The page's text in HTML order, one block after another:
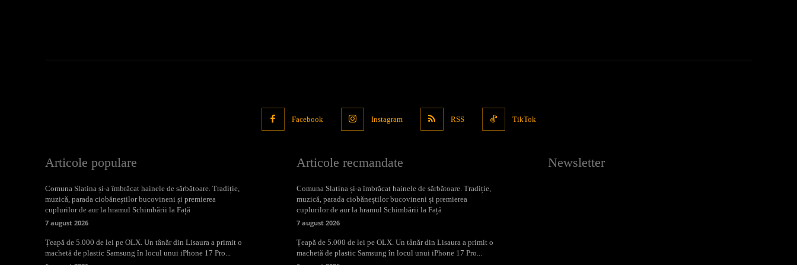
Facebook Instagram RSS TikTok
Articole populare
Comuna Slatina și-a îmbrăcat hainele de sărbătoare. Tradiție,
muzică, parada ciobăneștilor bucovineni și premierea
cuplurilor de aur la hramul Schimbării la Față
7 august 2026
Țeapă de 5.000 de lei pe OLX. Un tânăr din Lisaura a primit o
machetă de plastic Samsung în locul unui iPhone 17 Pro...
Articole recmandate
Comuna Slatina și-a îmbrăcat hainele de sărbătoare. Tradiție,
muzică, parada ciobăneștilor bucovineni și premierea
cuplurilor de aur la hramul Schimbării la Față
7 august 2026
Țeapă de 5.000 de lei pe OLX. Un tânăr din Lisaura a primit o
machetă de plastic Samsung în locul unui iPhone 17 Pro...
Newsletter